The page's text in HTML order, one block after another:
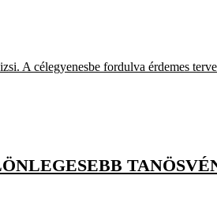
A célegyenesbe fordulva érdemes